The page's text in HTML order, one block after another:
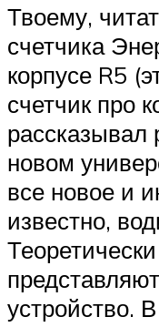
Твоему,
счетчика
корпусе R5
счетчик про
новом
все новое и
известно,
устройство.